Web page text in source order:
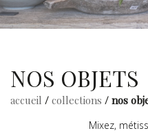
NOS OBJETS
accueil / collections / nos
Mixez,